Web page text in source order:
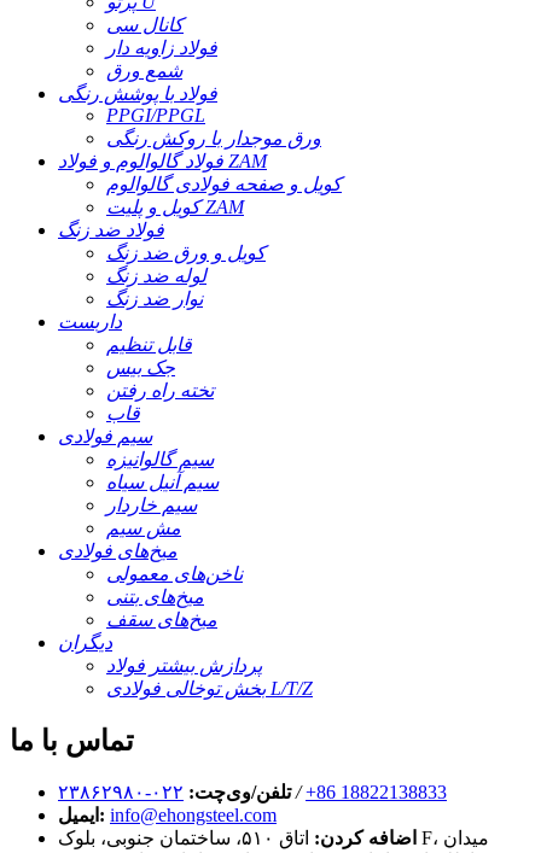
کانال سی
فولاد زاویه دار
شمع ورق
فولاد با پوشش رنگی
PPGI/PPGL
ورق موجدار با روکش رنگی
فولاد گالوالوم و فولاد ZAM
کویل و صفحه فولادی گالوالوم
کویل و پلیت ZAM
فولاد ضد زنگ
کویل و ورق ضد زنگ
لوله ضد زنگ
نوار ضد زنگ
داربست
قابل تنظیم
جک بیس
تخته راه رفتن
قاب
سیم فولادی
سیم گالوانیزه
سیم آنیل سیاه
سیم خاردار
مش سیم
میخ‌های فولادی
ناخن‌های معمولی
میخ‌های بتنی
میخ‌های سقف
دیگران
پردازش بیشتر فولاد
بخش توخالی فولادی L/T/Z
تماس با ما
تلفن/وی‌چت: ۰۲۲-۲۳۸۶۲۹۸۰ / ‎+86 18822138833‎
ایمیل: info@ehongsteel.com
اضافه کردن:
اتاق ۵۱۰، ساختمان جنوبی، بلوک F، میدان